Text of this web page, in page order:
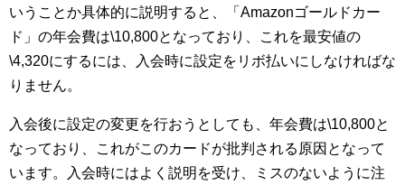
いうことか具体的に説明すると、
「Amazonゴールドカー
ド」の年会費は\10,800となっており、これを最安値の
\4,320にするには、入会時に設定をリボ払いにしなければな
りません。
入会後に設定の変更を行おうとしても、年会費は\10,800と
なっており、これがこのカードが批判される原因となって
います。入会時にはよく説明を受け、ミスのないように注